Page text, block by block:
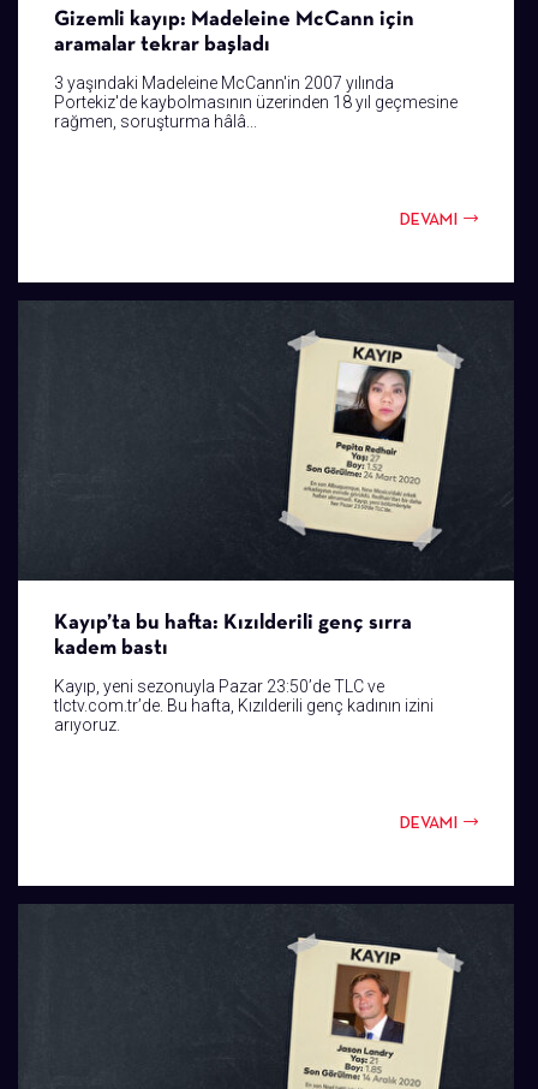
Gizemli kayıp: Madeleine McCann için
aramalar tekrar başladı
3 yaşındaki Madeleine McCann'in 2007 yılında
Portekiz'de kaybolmasının üzerinden 18 yıl geçmesine
rağmen, soruşturma hâlâ...
DEVAMI
Kayıp’ta bu hafta: Kızılderili genç sırra
kadem bastı
Kayıp, yeni sezonuyla Pazar 23:50’de TLC ve
tlctv.com.tr’de. Bu hafta, Kızılderili genç kadının izini
arıyoruz.
DEVAMI